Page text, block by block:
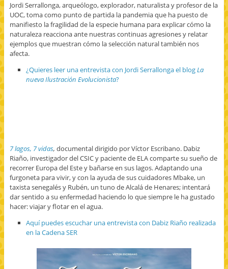
Jordi Serrallonga, arqueólogo, explorador, naturalista y profesor de la
UOC, toma como punto de partida la pandemia que ha puesto de
manifiesto la fragilidad de la especie humana para explicar cómo la
naturaleza reacciona ante nuestras continuas agresiones y relatar
ejemplos que muestran cómo la selección natural también nos
afecta.
¿Quieres leer una entrevista con Jordi Serrallonga el blogLa
nueva Ilustración Evolucionista?
7 lagos, 7 vidas, documental dirigido por Víctor Escribano. Dabiz
Riaño, investigador del CSIC y paciente de ELA comparte su sueño de
recorrer Europa del Este y bañarse en sus lagos. Adaptando una
furgoneta para vivir, y con la ayuda de sus cuidadores Mbake, un
taxista senegalés y Rubén, un tuno de Alcalá de Henares; intentará
dar sentido a su enfermedad haciendo lo que siempre le ha gustado
hacer: viajar y flotar en el agua.
Aquí puedes escuchar una entrevista con Dabiz Riaño realizada
en la Cadena SER